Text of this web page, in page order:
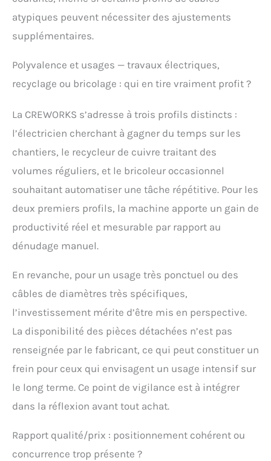
atypiques peuvent nécessiter des ajustements
supplémentaires.
Polyvalence et usages — travaux électriques,
recyclage ou bricolage : qui en tire vraiment profit ?
La CREWORKS s’adresse à trois profils distincts :
l’électricien cherchant à gagner du temps sur les
chantiers, le recycleur de cuivre traitant des
volumes réguliers, et le bricoleur occasionnel
souhaitant automatiser une tâche répétitive. Pour les
deux premiers profils, la machine apporte un gain de
productivité réel et mesurable par rapport au
dénudage manuel.
En revanche, pour un usage très ponctuel ou des
câbles de diamètres très spécifiques,
l’investissement mérite d’être mis en perspective.
La disponibilité des pièces détachées n’est pas
renseignée par le fabricant, ce qui peut constituer un
frein pour ceux qui envisagent un usage intensif sur
le long terme. Ce point de vigilance est à intégrer
dans la réflexion avant tout achat.
Rapport qualité/prix : positionnement cohérent ou
concurrence trop présente ?